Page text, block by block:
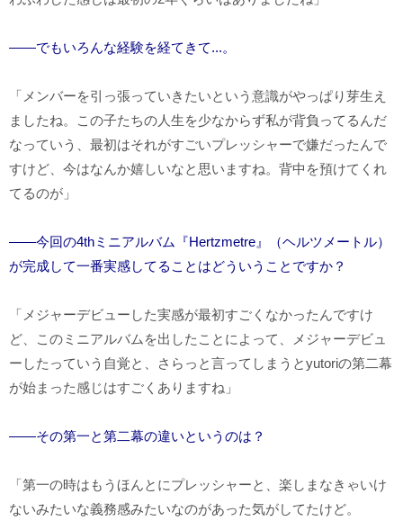
――でもいろんな経験を経てきて...。
「メンバーを引っ張っていきたいという意識がやっぱり芽生え
ましたね。この子たちの人生を少なからず私が背負ってるんだ
なっていう、最初はそれがすごいプレッシャーで嫌だったんで
すけど、今はなんか嬉しいなと思いますね。背中を預けてくれ
てるのが」
――今回の4thミニアルバム『Hertzmetre』（ヘルツメートル）
が完成して一番実感してることはどういうことですか？
「メジャーデビューした実感が最初すごくなかったんですけ
ど、このミニアルバムを出したことによって、メジャーデビュ
ーしたっていう自覚と、さらっと言ってしまうとyutoriの第二幕
が始まった感じはすごくありますね」
――その第一と第二幕の違いというのは？
「第一の時はもうほんとにプレッシャーと、楽しまなきゃいけ
ないみたいな義務感みたいなのがあった気がしてたけど。